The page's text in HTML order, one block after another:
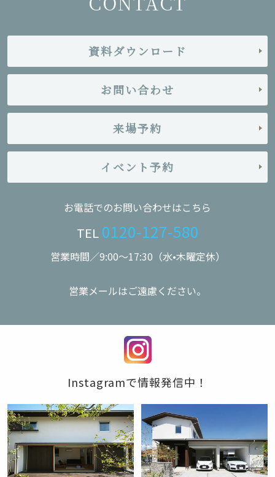
資料ダウンロード
お問い合わせ
来場予約
イベント予約
お電話でのお問い合わせはこちら
TEL 0120-127-580
営業時間／9:00〜17:30（水•木曜定休）
営業メールはご遠慮ください。
Instagramで情報発信中！